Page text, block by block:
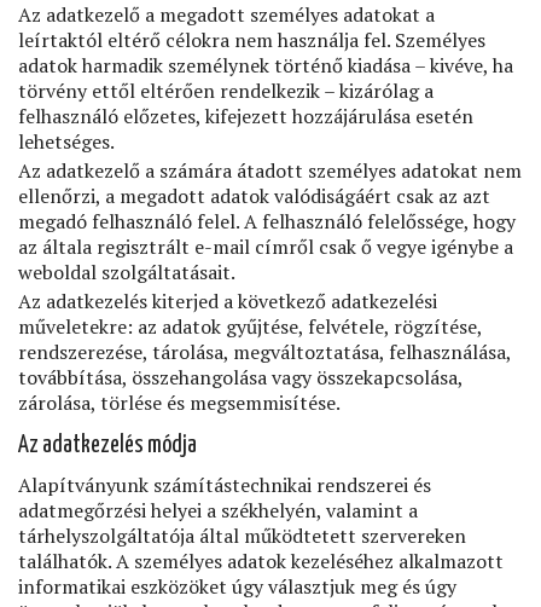
Az adatkezelő a megadott személyes adatokat a
leírtaktól eltérő célokra nem használja fel. Személyes
adatok harmadik személynek történő kiadása – kivéve, ha
törvény ettől eltérően rendelkezik – kizárólag a
felhasználó előzetes, kifejezett hozzájárulása esetén
lehetséges.
Az adatkezelő a számára átadott személyes adatokat nem
ellenőrzi, a megadott adatok valódiságáért csak az azt
megadó felhasználó felel. A felhasználó felelőssége, hogy
az általa regisztrált e-mail címről csak ő vegye igénybe a
weboldal szolgáltatásait.
Az adatkezelés kiterjed a következő adatkezelési
műveletekre: az adatok gyűjtése, felvétele, rögzítése,
rendszerezése, tárolása, megváltoztatása, felhasználása,
továbbítása, összehangolása vagy összekapcsolása,
zárolása, törlése és megsemmisítése.
Az adatkezelés módja
Alapítványunk számítástechnikai rendszerei és
adatmegőrzési helyei a székhelyén, valamint a
tárhelyszolgáltatója által működtetett szervereken
találhatók. A személyes adatok kezeléséhez alkalmazott
informatikai eszközöket úgy választjuk meg és úgy